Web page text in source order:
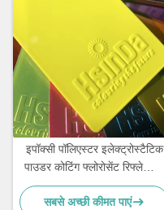
इपॉक्सी पॉलिएस्टर इलेक्ट्रोस्टैटिक
पाउडर कोटिंग फ्लोरोसेंट रिफ्लेक्सिव
कलर नीयन गुलाबी
सबसे अच्छी कीमत पाएं